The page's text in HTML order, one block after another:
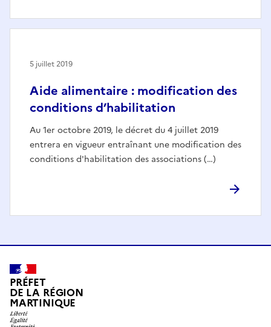
Aide alimentaire : modification des
conditions d’habilitation
Au 1er octobre 2019, le décret du 4 juillet 2019
entrera en vigueur entraînant une modification des
conditions d'habilitation des associations (…)
5 juillet 2019
PRÉFET
DE LA RÉGION
MARTINIQUE